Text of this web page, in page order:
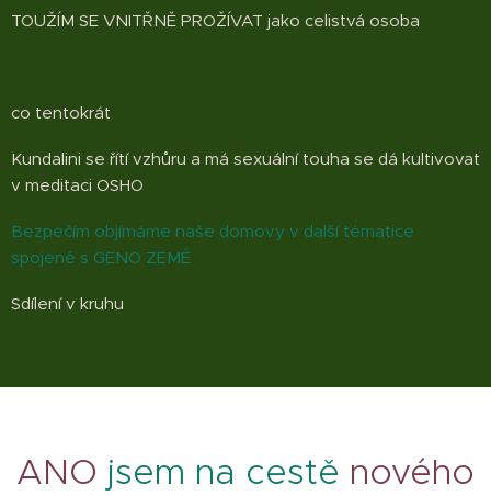
TOUŽÍM SE VNITŘNĚ PROŽÍVAT jako celistvá osoba
co tentokrát
Kundalini se řítí vzhůru a má sexuální touha se dá kultivovat
v meditaci OSHO
Bezpečím objímáme naše domovy v další tématice
spojené s GENO ZEMĚ
Sdílení v kruhu
ANO jsem na cestě nového